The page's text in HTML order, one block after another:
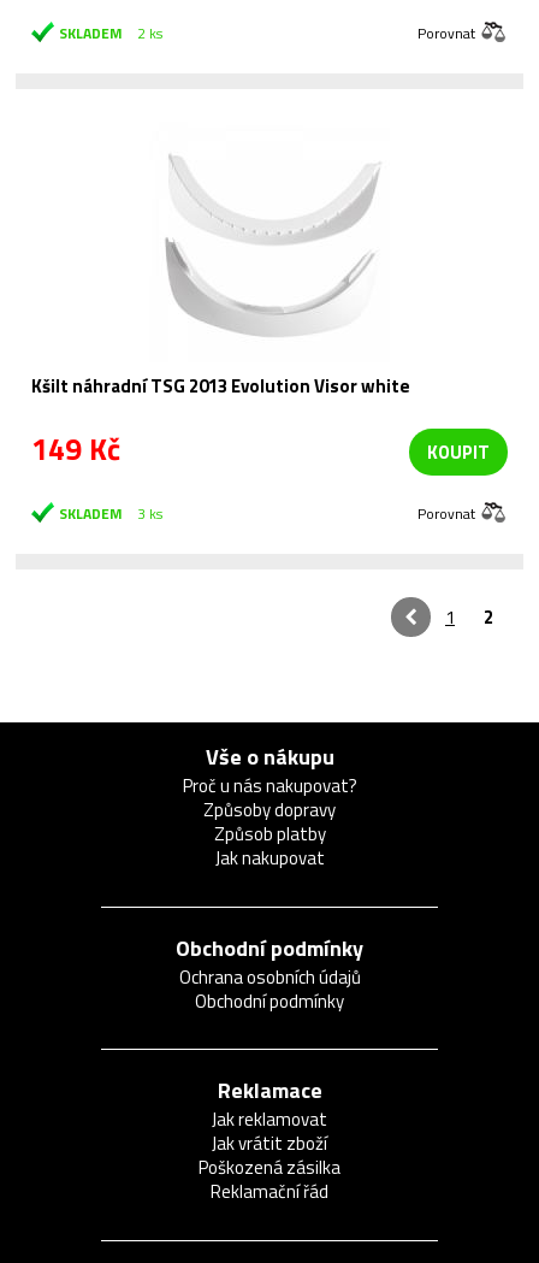
SKLADEM 2 ks Porovnat
Kšilt náhradní TSG 2013 Evolution Visor white
149 Kč KOUPIT
SKLADEM 3 ks Porovnat
1 2
Vše o nákupu
Proč u nás nakupovat?
Způsoby dopravy
Způsob platby
Jak nakupovat
Obchodní podmínky
Ochrana osobních údajů
Obchodní podmínky
Reklamace
Jak reklamovat
Jak vrátit zboží
Poškozená zásilka
Reklamační řád